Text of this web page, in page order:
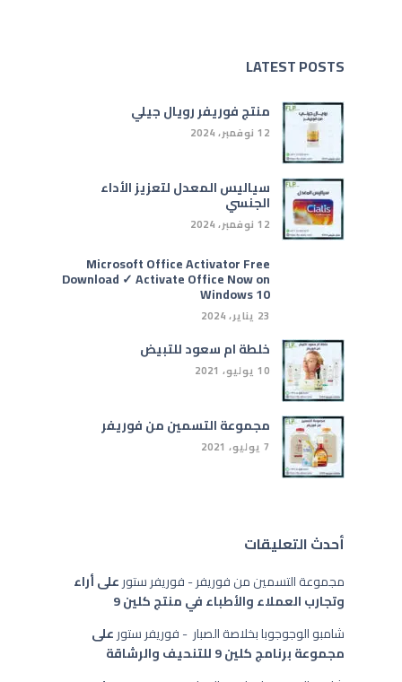
LATEST POSTS
منتج فوريفر رويال جيلي
12 نوفمبر، 2024
سياليس المعدل لتعزيز الأداء
الجنسي
12 نوفمبر، 2024
Microsoft Office Activator Free
Download ✓ Activate Office Now on
Windows 10
23 يناير، 2024
خلطة ام سعود للتبيض
10 يوليو، 2021
مجموعة التسمين من فوريفر
7 يوليو، 2021
أحدث التعليقات
مجموعة التسمين من فوريفر - فوريفر ستورعلىأراء
وتجارب العملاء والأطباء في منتج كلين 9
شامبو الوجوجوبا بخلاصة الصبار - فوريفر ستورعلى
مجموعة برنامج كلين 9 للتنحيف والرشاقة